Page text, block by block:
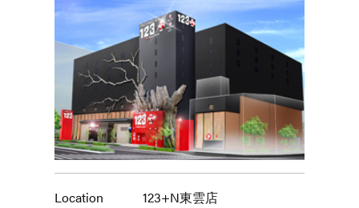
Location 123+N東雲店